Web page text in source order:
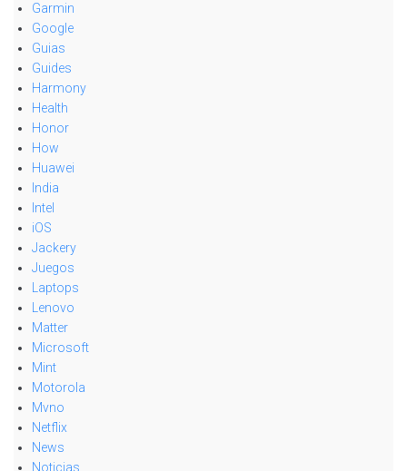
Garmin
Google
Guias
Guides
Harmony
Health
Honor
How
Huawei
India
Intel
iOS
Jackery
Juegos
Laptops
Lenovo
Matter
Microsoft
Mint
Motorola
Mvno
Netflix
News
Noticias